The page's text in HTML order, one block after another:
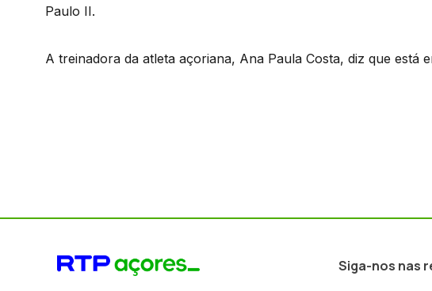
Paulo II.
A treinadora da atleta açoriana, Ana Paula Costa, diz que está
Siga-nos nas